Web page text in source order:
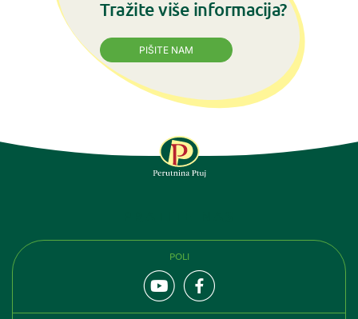
Tražite više informacija?
PIŠITE NAM
POLI